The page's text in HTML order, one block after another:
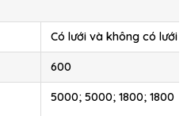
Có lưới và không có lưới
600
5000; 5000; 1800; 1800